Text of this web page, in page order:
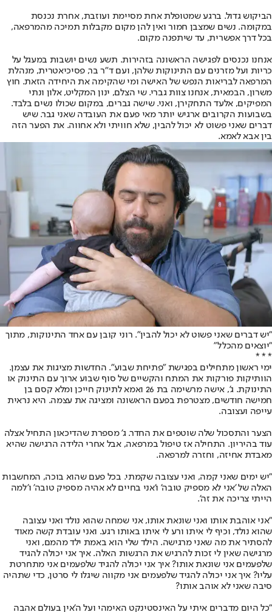
הביקוש גדול. ברגע שמטופלת אחת מסיימת ועוזבת, אחרת נכנסת
במקומה. נשים שמצבן חמור ואין להן מקום מקבלות תמיכה מהמרפאה,
בכל דרך אפשרית, עד שיתפנה מקום.
אנחנו נכנסים לפגישה הראשונה בזהירות. תשע נשים יושבות במעגל על
כריות ועל מזרנים עם התינוקות שלהן, ועם ד"ר בר, פסיכיאטרית, מנהלת
המרפאה לבריאות הנפש של האישה ומי שהקימה את היחידה הזאת. חוץ
משרון, הבמאית, אנחנו צוות גברי. שי הצלם, ינון המקליט, אלון ונתי
המפיקים, אלעד התחקירן, ואני. שישה גברים, במקום שכולו נשים בלבד.
בשבועות הקרובים ארגיש יותר מאי פעם את העובדה שאני גבר. שיש
דברים שאני פשוט לא יכול להבין, שלא חוויתי ולא אחווה. את הפער הזה
בין אבא לאמא.
"יש דברים שאני פשוט לא יכול להבין". רוני קובן עם אחד התינוקות, מתוך
"יוצאים מהכלל"
* * *
ימי ראשון מתחילים בפגישת "פתיחת שבוע". החדשות מציגות את עצמן.
הוותיקות פורקות את המתח והקשיים של סוף שבוע ארוך עם התינוק או
התינוקת. ג', אישה מרשימה בת 26 ואמא לתינוק חייכן ומלא קסם בן
חמישה חודשים, מצטרפת בפעם הראשונה ומציגה את עצמה. היא נראית
עייפה ועצובה.
הצער והתסכול שלה שוטפים את החדר. ג' מספרת שהדיכאון התחיל אצלה
עוד בהיריון. התחילה אז טיפול במרפאה, אבל אחרי הלידה הרגישה שהיא
מאבדת אחיזה, וחזרה למרפאה.
"יש ימים שאני קמה, ואני עצובה שקמתי. בכל פעם שהוא בוכה, המחשבות
האלה של 'אני לא מספיק טובה' ו'אני בחיים לא אהיה מספיק טובה' ו'למה
הייתי צריכה את זה'.
"אני אוהבת אותו ואני שונאת אותו, אני שמחה שהוא נולד ואני עצובה
שהוא נולד, וכיף לי איתו ורע לי איתו באותו רגע. ואני עובדת קשה מאוד
להסתיר את מה שאני מרגישה. הילד שלי הוא באמת ילד מהמם, ואני
מרגישה שאין לי זכות להרגיש את הרגשות האלה. איך אני יכולה להגיד
שלפעמים אני שונאת אותו? איך אני יכולה להגיד שלפעמים אני מתחרטת
עליו? איך אני יכולה להגיד שלפעמים אני מקווה שיגלו לי סרטן, כדי שתהיה
סיבה שאני לא אוהב אותו?
"כל היום מדברים איתי על האינסטינקט האימהי ועל ה'אין בעולם אהבה